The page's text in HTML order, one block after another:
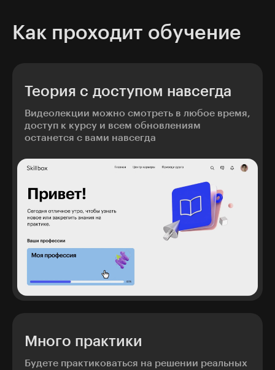
Как проходит обучение
Теория с доступом навсегда
Видеолекции можно смотреть в любое время,
доступ к курсу и всем обновлениям
останется с вами навсегда
Много практики
Будете практиковаться на решении реальных